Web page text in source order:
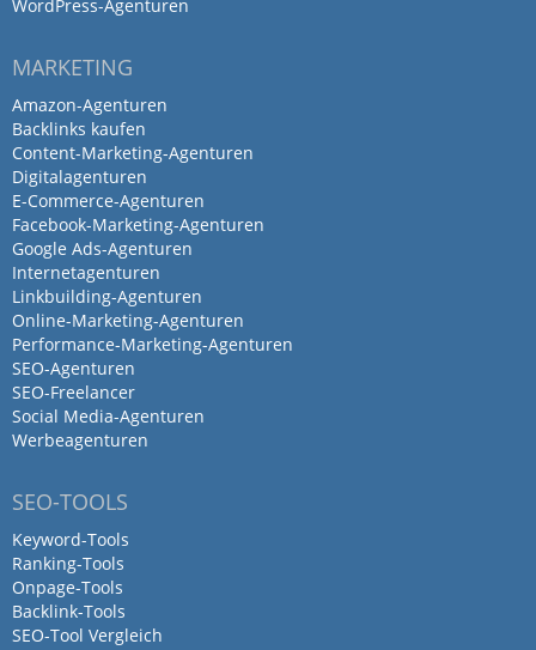
Meinungen und Empfehlungen sind dabei
Online-Marketing
Hervorragende Einführung
unserer SEA Kampagne
von Kai Weber · 16. September 2025
Wir arbeiten seit einem Jahr mit Second
Elements im Bereich des SEA zusammen.
Wir fühlen uns gut beraten, und die
besprochenen Vorschläge und Wünsche
werden nach kompetenter Prüfung und
Änderungen im Markt des Online
Marketing werden stets beobachtet und
zeitnah in unseren Kampagnen angepasst.
WordPress-Agenturen
MARKETING
Amazon-Agenturen
Backlinks kaufen
Content-Marketing-Agenturen
Digitalagenturen
E-Commerce-Agenturen
Facebook-Marketing-Agenturen
Google Ads-Agenturen
Internetagenturen
Linkbuilding-Agenturen
Online-Marketing-Agenturen
Performance-Marketing-Agenturen
SEO-Agenturen
SEO-Freelancer
Social Media-Agenturen
Werbeagenturen
SEO-TOOLS
Keyword-Tools
Ranking-Tools
Onpage-Tools
Backlink-Tools
SEO-Tool Vergleich